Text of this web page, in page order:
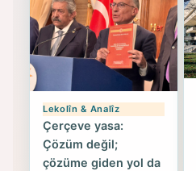
Lekolîn & Analîz
Çerçeve yasa:
Çözüm değil;
çözüme giden yol da